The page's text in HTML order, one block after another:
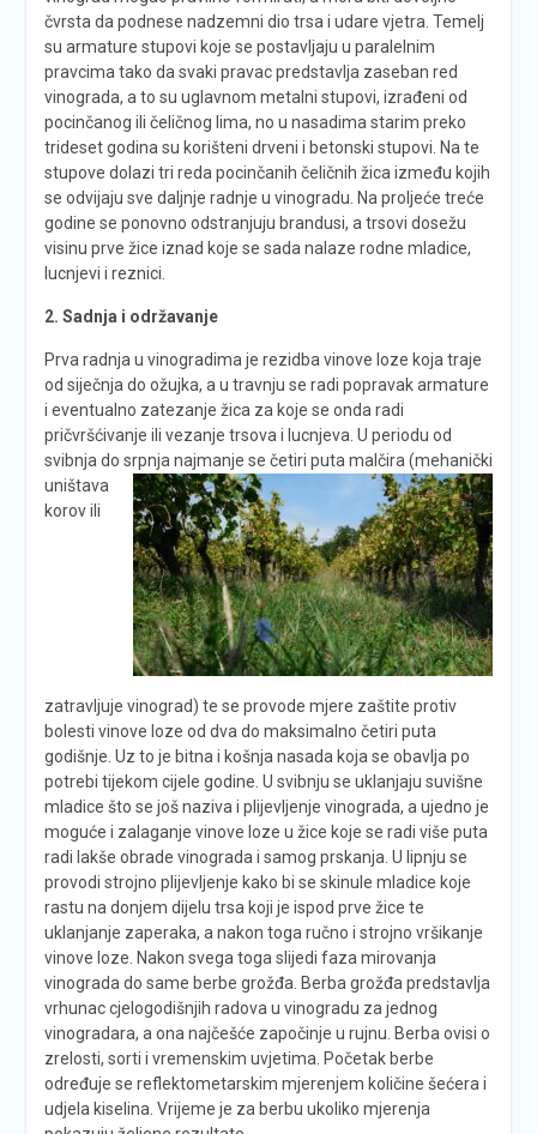
čvrsta da podnese nadzemni dio trsa i udare vjetra. Temelj
su armature stupovi koje se postavljaju u paralelnim
pravcima tako da svaki pravac predstavlja zaseban red
vinograda, a to su uglavnom metalni stupovi, izrađeni od
pocinčanog ili čeličnog lima, no u nasadima starim preko
trideset godina su korišteni drveni i betonski stupovi. Na te
stupove dolazi tri reda pocinčanih čeličnih žica između kojih
se odvijaju sve daljnje radnje u vinogradu. Na proljeće treće
godine se ponovno odstranjuju brandusi, a trsovi dosežu
visinu prve žice iznad koje se sada nalaze rodne mladice,
lucnjevi i reznici.
2. Sadnja i održavanje
Prva radnja u vinogradima je rezidba vinove loze koja traje
od siječnja do ožujka, a u travnju se radi popravak armature
i eventualno zatezanje žica za koje se onda radi
pričvršćivanje ili vezanje trsova i lucnjeva. U periodu od
svibnja do srpnja najmanje se četiri puta malčira (mehanički
uništava
korov ili
zatravljuje vinograd) te se provode mjere zaštite protiv
bolesti vinove loze od dva do maksimalno četiri puta
godišnje. Uz to je bitna i košnja nasada koja se obavlja po
potrebi tijekom cijele godine. U svibnju se uklanjaju suvišne
mladice što se još naziva i plijevljenje vinograda, a ujedno je
moguće i zalaganje vinove loze u žice koje se radi više puta
radi lakše obrade vinograda i samog prskanja. U lipnju se
provodi strojno plijevljenje kako bi se skinule mladice koje
rastu na donjem dijelu trsa koji je ispod prve žice te
uklanjanje zaperaka, a nakon toga ručno i strojno vršikanje
vinove loze. Nakon svega toga slijedi faza mirovanja
vinograda do same berbe grožđa. Berba grožđa predstavlja
vrhunac cjelogodišnjih radova u vinogradu za jednog
vinogradara, a ona najčešće započinje u rujnu. Berba ovisi o
zrelosti, sorti i vremenskim uvjetima. Početak berbe
određuje se reflektometarskim mjerenjem količine šećera i
udjela kiselina. Vrijeme je za berbu ukoliko mjerenja